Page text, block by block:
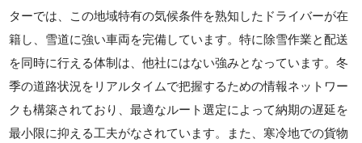
ターでは、この地域特有の気候条件を熟知したドライバーが在
籍し、雪道に強い車両を完備しています。特に除雪作業と配送
を同時に行える体制は、他社にはない強みとなっています。冬
季の道路状況をリアルタイムで把握するための情報ネットワー
クも構築されており、最適なルート選定によって納期の遅延を
最小限に抑える工夫がなされています。また、寒冷地での貨物